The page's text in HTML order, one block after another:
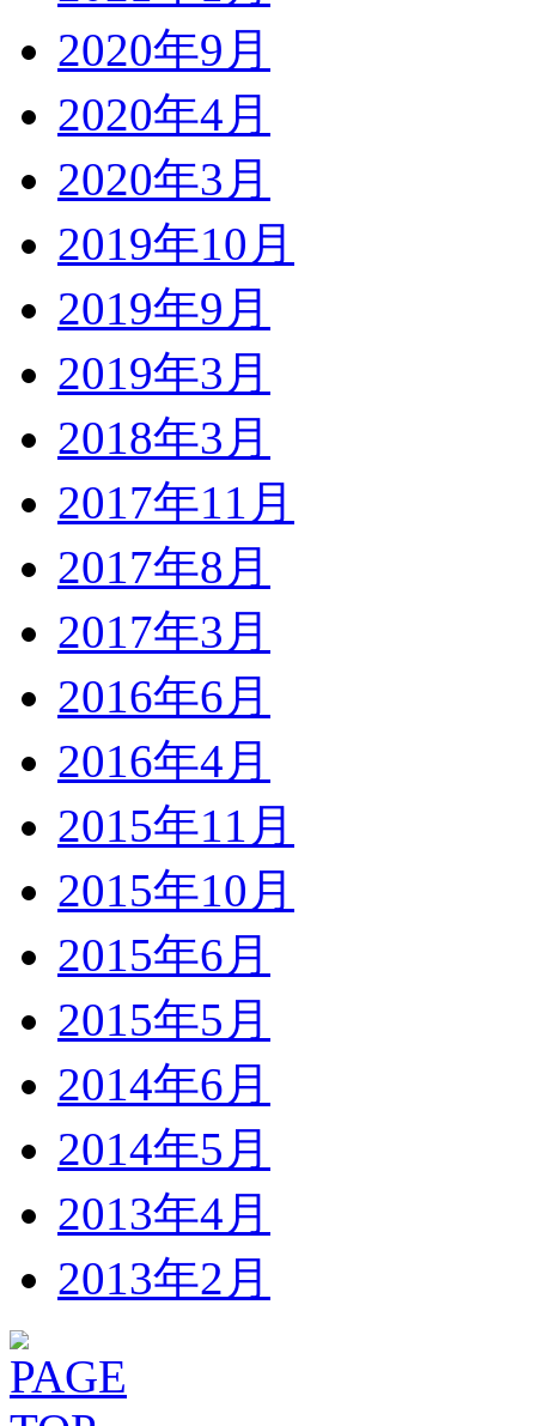
2020年9月
2020年4月
2020年3月
2019年10月
2019年9月
2019年3月
2018年3月
2017年11月
2017年8月
2017年3月
2016年6月
2016年4月
2015年11月
2015年10月
2015年6月
2015年5月
2014年6月
2014年5月
2013年4月
2013年2月